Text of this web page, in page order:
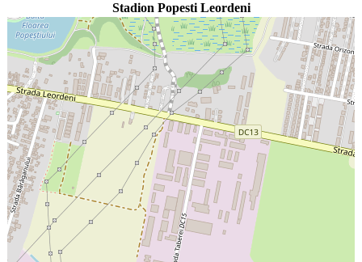
Stadion Popesti Leordeni